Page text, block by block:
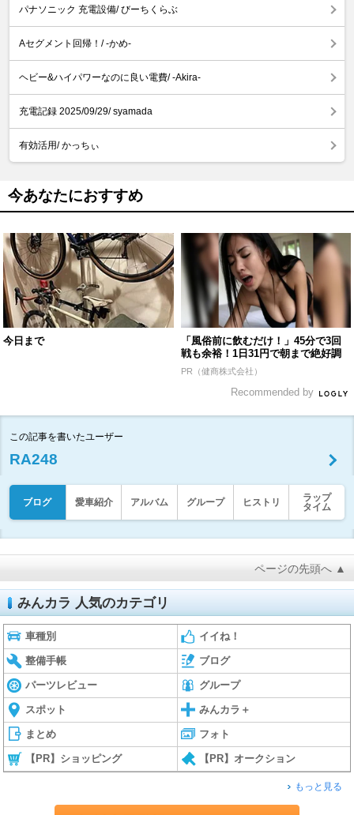
パナソニック 充電設備/ びーちくらぶ
Aセグメント回帰！/ -かめ-
ヘビー&ハイパワーなのに良い電費/ -Akira-
充電記録 2025/09/29/ syamada
有効活用/ かっちぃ
今あなたにおすすめ
今日まで
「風俗前に飲むだけ！」45分で3回
戦も余裕！1日31円で朝まで絶好調
PR（健商株式会社）
Recommended by
この記事を書いたユーザー
RA248
ブログ 愛車紹介 アルバム グループ ヒストリ
ラップ
タイム
ページの先頭へ ▲
みんカラ 人気のカテゴリ
車種別 イイね！
整備手帳 ブログ
パーツレビュー グループ
スポット みんカラ＋
まとめ フォト
【PR】ショッピング 【PR】オークション
もっと見る